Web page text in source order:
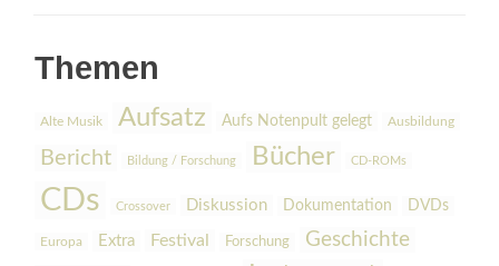
Themen
Alte Musik Aufsatz Aufs Notenpult gelegt Ausbildung
Bericht Bildung / Forschung Bücher CD-ROMs
CDs Crossover Diskussion Dokumentation DVDs
Europa Extra Festival Forschung Geschichte